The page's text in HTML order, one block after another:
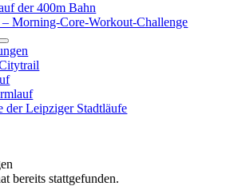
der 400m Bahn
Morning-Core-Workout-Challenge
der Leipziger Stadtläufe
bereits stattgefunden.